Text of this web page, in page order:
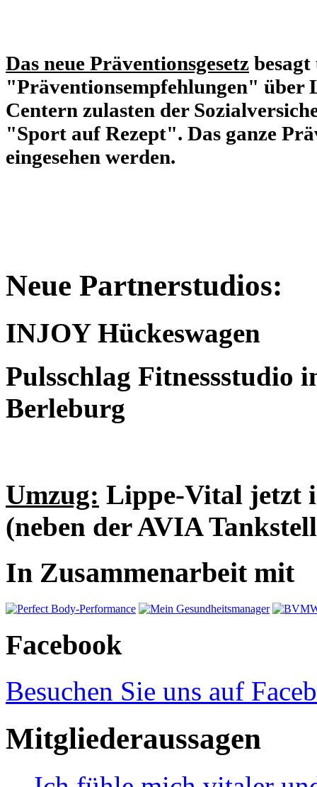
Das neue Präventionsgesetz
"Präventionsempfehlungen" über
Centern zulasten der
"Sport auf Rezept". Das ganze
eingesehen werden.
Neue Partnerstudios:
INJOY Hückeswagen
Pulsschlag Fitnessstudio
Berleburg
Umzug: Lippe-Vital jetzt
(neben der AVIA
In Zusammenarbeit mit
Facebook
Besuchen Sie uns auf
Mitgliederaussagen